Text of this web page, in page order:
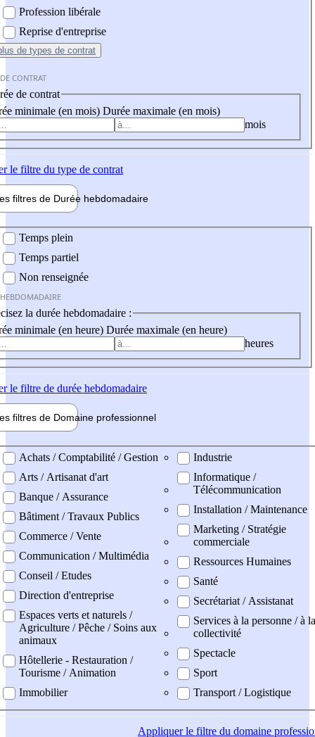
Profession libérale
Reprise d'entreprise
de types de contrat
CONTRAT
de contrat
minimale (en mois) Durée maximale (en mois)
mois
le filtre du type de contrat
filtres de Durée hebdomadaire
Temps plein
Temps partiel
Non renseignée
la durée hebdomadaire :
minimale (en heure) Durée maximale (en heure)
heures
le filtre de durée hebdomadaire
filtres de Domaine professionnel
professionel
Achats / Comptabilité / Gestion
Arts / Artisanat d'art
Banque / Assurance
Bâtiment / Travaux Publics
Commerce / Vente
Communication / Multimédia
Conseil / Etudes
Direction d'entreprise
Espaces verts et naturels /
Agriculture / Pêche / Soins aux
animaux
Hôtellerie - Restauration /
Tourisme / Animation
Immobilier
Industrie
Informatique /
Télécommunication
Installation / Maintenance
Marketing / Stratégie
commerciale
Ressources Humaines
Santé
Secrétariat / Assistanat
Services à la personne / à la
collectivité
Spectacle
Sport
Transport / Logistique
Appliquerle filtre du domaine